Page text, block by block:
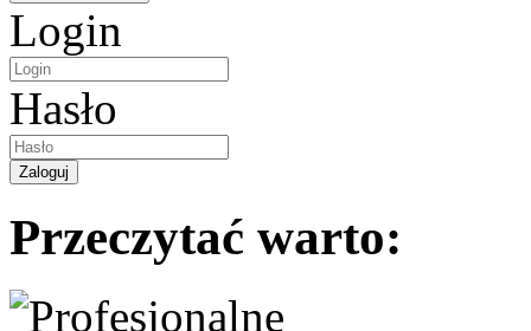
Login
Hasło
Przeczytać warto: